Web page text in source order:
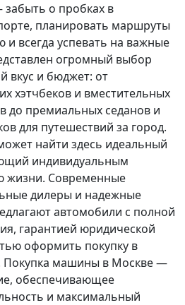
о пробках в
планировать маршруты
и всегда успевать на важные
огромный выбор
вкус и бюджет: от
хэтчбеков и вместительных
до премиальных седанов и
для путешествий за город.
найти здесь идеальный
индивидуальным
жизни. Современные
дилеры и надежные
автомобили с полной
гарантией юридической
оформить покупку в
Покупка машины в Москве —
обеспечивающее
и максимальный